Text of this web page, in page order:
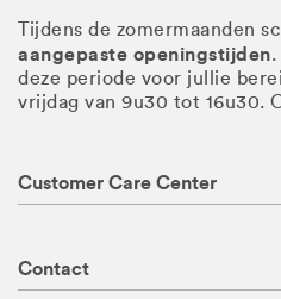
Tijdens de zomermaanden
aangepaste openingstijden
deze periode voor jullie
vrijdag van 9u30 tot 16u30.
Customer Care Center
Contact